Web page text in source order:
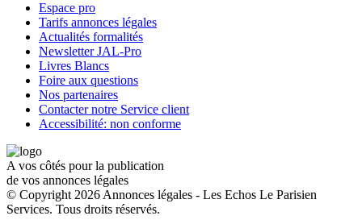
Espace pro
Tarifs annonces légales
Actualités formalités
Newsletter JAL-Pro
Livres Blancs
Foire aux questions
Nos partenaires
Contacter notre Service client
Accessibilité: non conforme
A vos côtés pour la publication
de vos annonces légales
© Copyright 2026 Annonces légales - Les Echos Le Parisien
Services. Tous droits réservés.